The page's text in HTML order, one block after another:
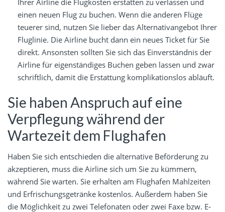
Ihrer Airline die Flugkosten erstatten zu verlassen und
einen neuen Flug zu buchen. Wenn die anderen Flüge
teuerer sind, nutzen Sie lieber das Alternativangebot Ihrer
Fluglinie. Die Airline bucht dann ein neues Ticket für Sie
direkt. Ansonsten sollten Sie sich das Einverständnis der
Airline für eigenständiges Buchen geben lassen und zwar
schriftlich, damit die Erstattung komplikationslos abläuft.
Sie haben Anspruch auf eine
Verpflegung während der
Wartezeit dem Flughafen
Haben Sie sich entschieden die alternative Beförderung zu
akzeptieren, muss die Airline sich um Sie zu kümmern,
während Sie warten. Sie erhalten am Flughafen Mahlzeiten
und Erfrischungsgetränke kostenlos. Außerdem haben Sie
die Möglichkeit zu zwei Telefonaten oder zwei Faxe bzw. E-